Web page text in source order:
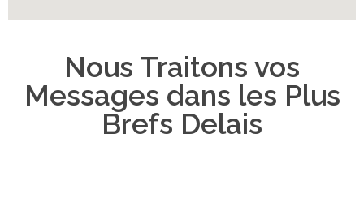
Nous Traitons vos
Messages dans les Plus
Brefs Delais